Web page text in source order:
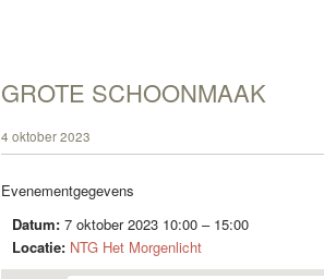
GROTE SCHOONMAAK
4 oktober 2023
Evenementgegevens
Datum: 7 oktober 2023 10:00– 15:00
Locatie: NTG Het Morgenlicht